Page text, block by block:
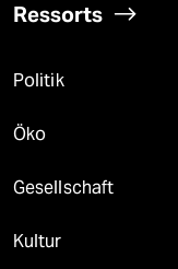
Ressorts
Politik
Öko
Gesellschaft
Kultur